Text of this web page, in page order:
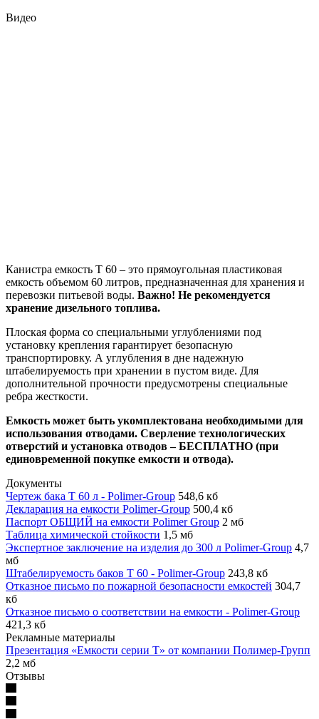
Видео
Канистра емкость Т 60 – это прямоугольная пластиковая
емкость объемом 60 литров, предназначенная для хранения и
перевозки питьевой воды. Важно! Не рекомендуется
хранение дизельного топлива.
Плоская форма со специальными углублениями под
установку крепления гарантирует безопасную
транспортировку. А углубления в дне надежную
штабелируемость при хранении в пустом виде. Для
дополнительной прочности предусмотрены специальные
ребра жесткости.
Емкость может быть укомплектована необходимыми для
использования отводами. Сверление технологических
отверстий и установка отводов – БЕСПЛАТНО (при
единовременной покупке емкости и отвода).
Документы
Чертеж бака T 60 л - Polimer-Group 548,6 кб
Декларация на емкости Polimer-Group 500,4 кб
Паспорт ОБЩИЙ на емкости Polimer Group 2 мб
Таблица химической стойкости 1,5 мб
Экспертное заключение на изделия до 300 л Polimer-Group 4,7
мб
Штабелируемость баков Т 60 - Polimer-Group 243,8 кб
Отказное письмо по пожарной безопасности емкостей 304,7
кб
Отказное письмо о соответствии на емкости - Polimer-Group
421,3 кб
Рекламные материалы
Презентация «Емкости серии Т» от компании Полимер-Групп
2,2 мб
Отзывы